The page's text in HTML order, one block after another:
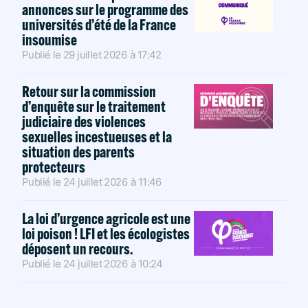
annonces sur le programme des
universités d’été de la France
insoumise
Publié le 29 juillet 2026 à 17:42
Retour sur la commission
d’enquête sur le traitement
judiciaire des violences
sexuelles incestueuses et la
situation des parents
protecteurs
Publié le 24 juillet 2026 à 11:46
La loi d’urgence agricole est une
loi poison ! LFI et les écologistes
déposent un recours.
Publié le 24 juillet 2026 à 10:24